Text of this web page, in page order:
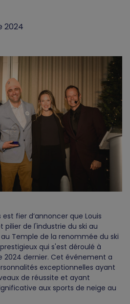
2024
fier d’annoncer que Louis
de l'industrie du ski au
Temple de la renommée du ski
qui s'est déroulé à
2024 dernier. Cet événement a
exceptionnelles ayant
de réussite et ayant
aux sports de neige au